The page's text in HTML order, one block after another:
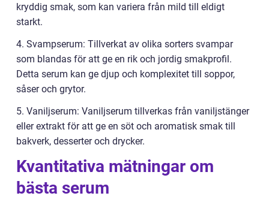
kryddig smak, som kan variera från mild till eldigt
starkt.
4. Svampserum: Tillverkat av olika sorters svampar
som blandas för att ge en rik och jordig smakprofil.
Detta serum kan ge djup och komplexitet till soppor,
såser och grytor.
5. Vaniljserum: Vaniljserum tillverkas från vaniljstänger
eller extrakt för att ge en söt och aromatisk smak till
bakverk, desserter och drycker.
Kvantitativa mätningar om
bästa serum